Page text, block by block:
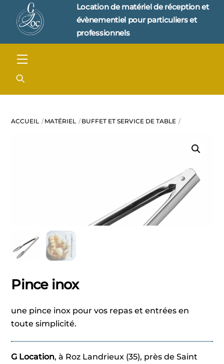
content
Location de matériel de réception et
évènementiel pour particuliers et
professionnels
Menu
ACCUEIL MATÉRIEL BUFFET ET SERVICE DE TABLE
Pince inox
une pince inox pour vos repas et entrées en
toute simplicité.
G Location, à Roz Landrieux (35), près de Saint